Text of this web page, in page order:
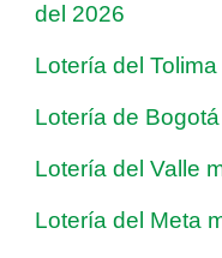
del 2026
Lotería del
Lotería de
Lotería del Valle
Lotería del Meta